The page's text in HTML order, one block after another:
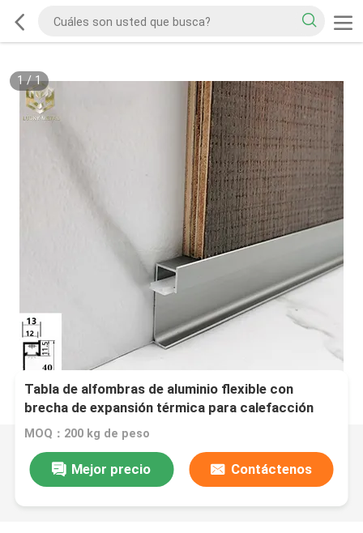
1/1
Tabla de alfombras de aluminio flexible con
brecha de expansión térmica para calefacción
radiante
MOQ：200 kg de peso
Mejor precio Contáctenos